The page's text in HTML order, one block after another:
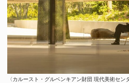
〈カルースト・グルベンキアン財団 現代美術セ